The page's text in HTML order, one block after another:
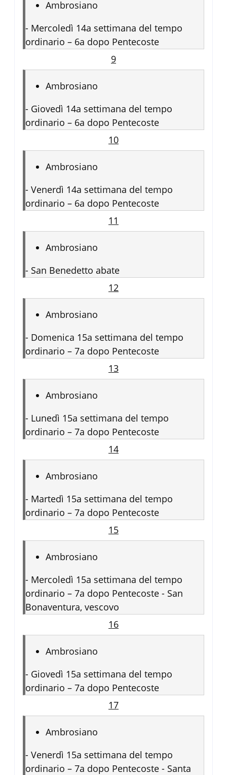
Ambrosiano
- Mercoledì 14a settimana del tempo
ordinario – 6a dopo Pentecoste
9
Ambrosiano
- Giovedì 14a settimana del tempo
ordinario – 6a dopo Pentecoste
10
Ambrosiano
- Venerdì 14a settimana del tempo
ordinario – 6a dopo Pentecoste
11
Ambrosiano
- San Benedetto abate
12
Ambrosiano
- Domenica 15a settimana del tempo
ordinario – 7a dopo Pentecoste
13
Ambrosiano
- Lunedì 15a settimana del tempo
ordinario – 7a dopo Pentecoste
14
Ambrosiano
- Martedì 15a settimana del tempo
ordinario – 7a dopo Pentecoste
15
Ambrosiano
- Mercoledì 15a settimana del tempo
ordinario – 7a dopo Pentecoste - San
Bonaventura, vescovo
16
Ambrosiano
- Giovedì 15a settimana del tempo
ordinario – 7a dopo Pentecoste
17
Ambrosiano
- Venerdì 15a settimana del tempo
ordinario – 7a dopo Pentecoste - Santa